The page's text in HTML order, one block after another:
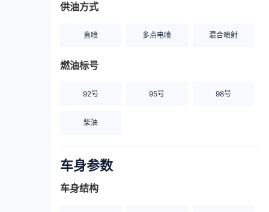
供油方式
直喷 多点电喷 混合喷射
燃油标号
92号 95号 98号
柴油
车身参数
车身结构